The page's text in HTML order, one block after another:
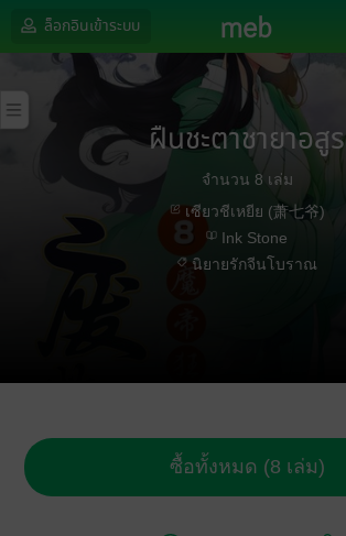
ล็อกอินเข้าระบบ
ฝืนชะตาชายาอสูร
จำนวน 8 เล่ม
เซียวชีเหยีย (萧七爷)
Ink Stone
นิยายรักจีนโบราณ
ซื้อทั้งหมด (8 เล่ม)